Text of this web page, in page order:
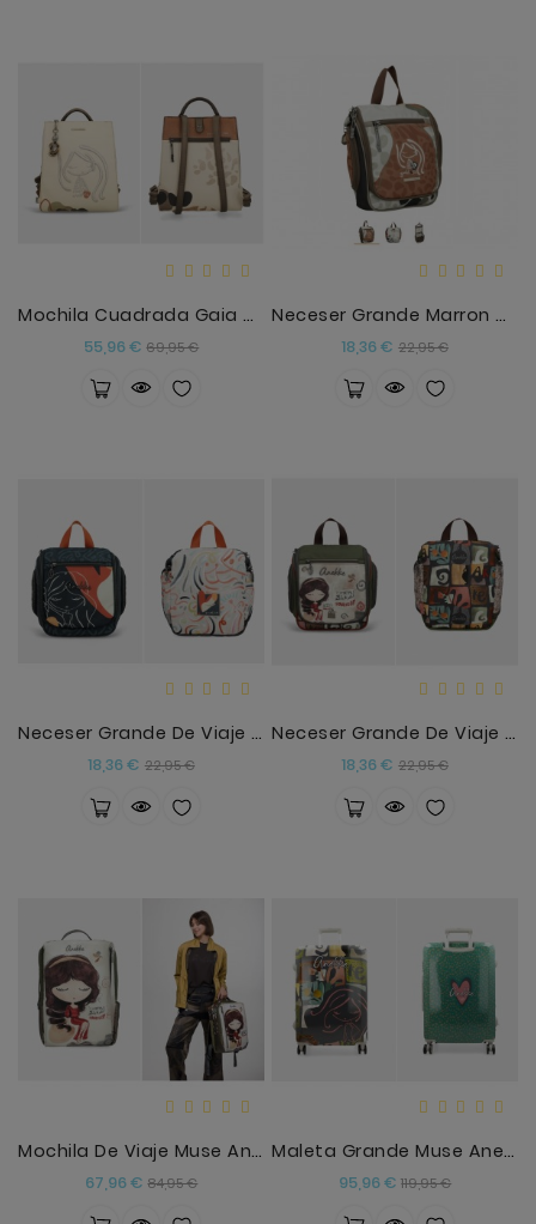
Mochila Cuadrada Gaia Anekke
55,96 € Precio
69,95 €Precio
Neceser Grande Marron Anekke
18,36 € Precio
22,95 €Precio
Neceser Grande De Viaje Eikon Anekke
18,36 € Precio
22,95 €Precio
Neceser Grande De Viaje Muse Anekke
18,36 € Precio
22,95 €Precio
Mochila De Viaje Muse Anekke
67,96 € Precio
84,95 €Precio
Maleta Grande Muse Anekke
95,96 € Precio
119,95 €Precio